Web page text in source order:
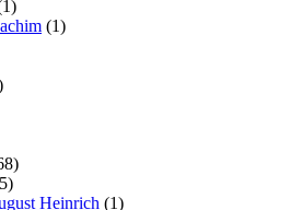
(1)
Heinrich (1)